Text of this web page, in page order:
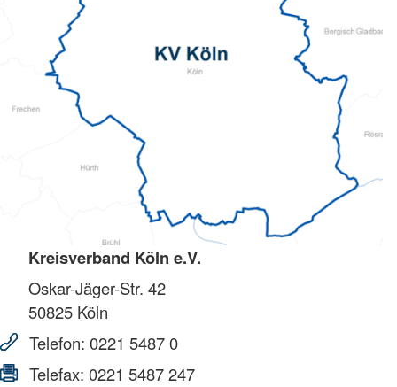
Kreisverband Köln e.V.
Oskar-Jäger-Str. 42
50825 Köln
Telefon: 0221 5487 0
Telefax: 0221 5487 247